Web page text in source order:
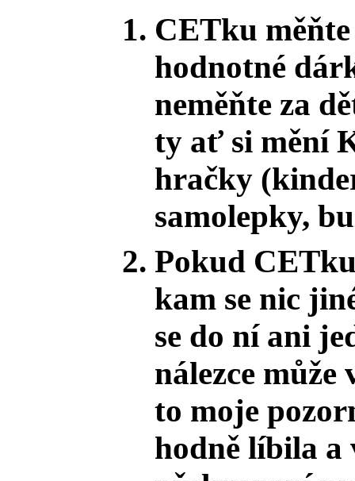
CETku
hodnotné
neměňte za
ty ať si mění
hračky
samolepky,
Pokud
kam se nic
se do ní ani
nálezce může
to moje
hodně líbila a